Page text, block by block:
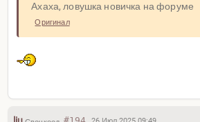
Ахаха, ловушка новичка на форуме
Оригинал